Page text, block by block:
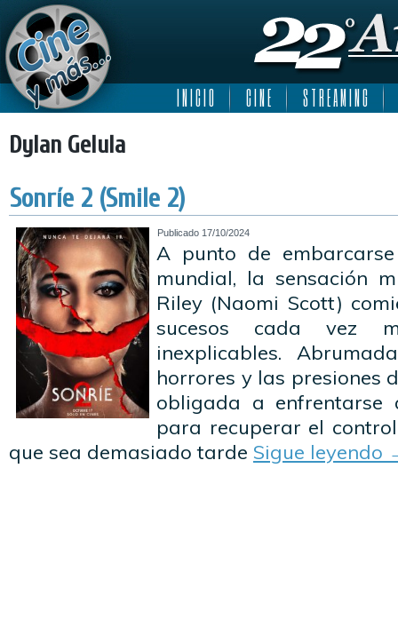
I N I C I O C I N E S T R E A M I N G
Dylan Gelula
Sonríe 2 (Smile 2)
Publicado 17/10/2024
A punto de
mundial, la sensación
Riley (Naomi Scott)
sucesos cada vez
inexplicables.
horrores y las presiones
obligada a enfrentarse
para recuperar el
que sea demasiado tarde Sigue leyendo